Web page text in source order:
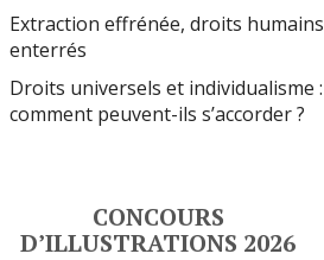
Extraction effrénée, droits humains
enterrés
Droits universels et individualisme :
comment peuvent-ils s’accorder ?
CONCOURS
D’ILLUSTRATIONS 2026